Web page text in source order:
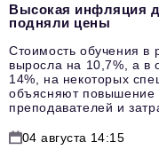
Высокая инфляция
подняли цены
Стоимость обучения в
выросла на 10,7%, а в
14%, на некоторых
объясняют повышение
преподавателей и
04 августа 14:15